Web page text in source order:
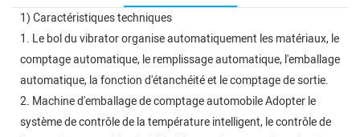
1) Caractéristiques techniques
1. Le bol du vibrator organise automatiquement les matériaux, le
comptage automatique, le remplissage automatique, l'emballage
automatique, la fonction d'étanchéité et le comptage de sortie.
2. Machine d'emballage de comptage automobile Adopter le
système de contrôle de la température intelligent, le contrôle de